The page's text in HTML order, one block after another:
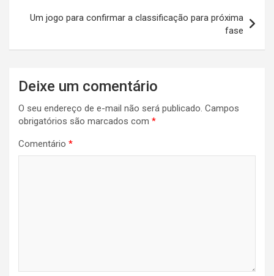
PostUm jogo para confirmar a classificação para próxima
fase
Deixe um comentário
O seu endereço de e-mail não será publicado. Campos
obrigatórios são marcados com *
Comentário *